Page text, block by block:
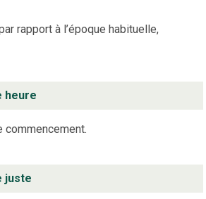
rapport à l’époque habituelle,
heure
commencement.
juste